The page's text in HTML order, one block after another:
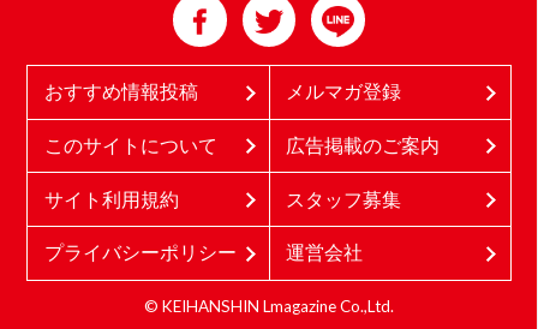
おすすめ情報投稿 メルマガ登録
このサイトについて 広告掲載のご案内
サイト利用規約 スタッフ募集
プライバシーポリシー 運営会社
© KEIHANSHIN Lmagazine Co.,Ltd.